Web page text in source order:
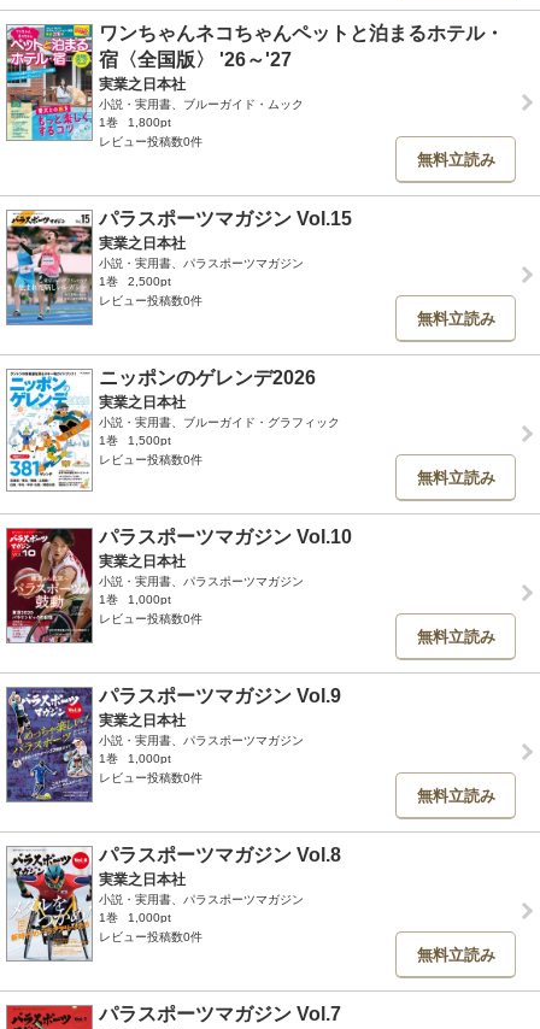
ワンちゃんネコちゃんペットと泊まるホテル・
宿〈全国版〉 '26～'27
実業之日本社
小説・実用書、ブルーガイド・ムック
1巻
1,800pt
レビュー投稿数0件
無料立読み
パラスポーツマガジン Vol.15
実業之日本社
小説・実用書、パラスポーツマガジン
1巻
2,500pt
レビュー投稿数0件
無料立読み
ニッポンのゲレンデ2026
実業之日本社
小説・実用書、ブルーガイド・グラフィック
1巻
1,500pt
レビュー投稿数0件
無料立読み
パラスポーツマガジン Vol.10
実業之日本社
小説・実用書、パラスポーツマガジン
1巻
1,000pt
レビュー投稿数0件
無料立読み
パラスポーツマガジン Vol.9
実業之日本社
小説・実用書、パラスポーツマガジン
1巻
1,000pt
レビュー投稿数0件
無料立読み
パラスポーツマガジン Vol.8
実業之日本社
小説・実用書、パラスポーツマガジン
1巻
1,000pt
レビュー投稿数0件
無料立読み
パラスポーツマガジン Vol.7